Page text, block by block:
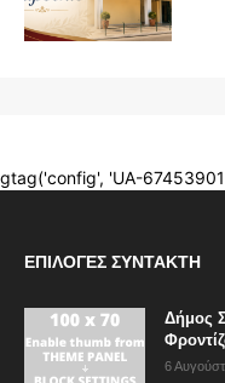
ΕΠΙΛΟΓΈΣ ΣΥΝΤΆΚΤΗ
Δήμος
6